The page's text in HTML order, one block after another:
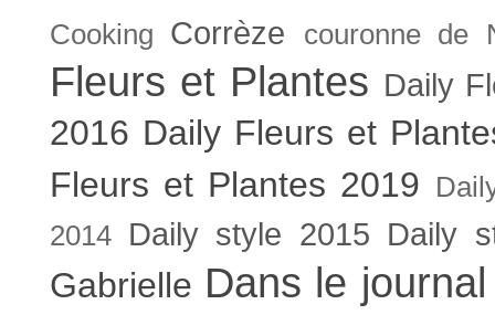
Cooking
Corrèze couronne de
Fleurs et Plantes Daily
2016 Daily Fleurs et
Fleurs et Plantes 2019
2014
Daily style 2015 Daily
Gabrielle Dans le journal